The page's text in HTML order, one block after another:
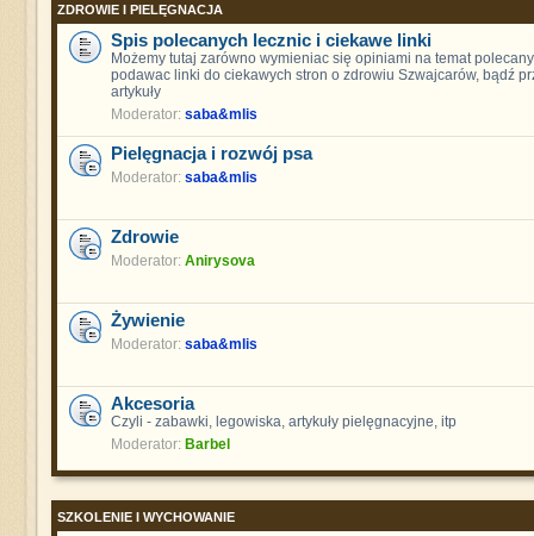
ZDROWIE I PIELĘGNACJA
Spis polecanych lecznic i ciekawe linki
Możemy tutaj zarówno wymieniac się opiniami na temat
podawac linki do ciekawych stron o zdrowiu Szwajcarów, bądź
artykuły
Moderator: saba&mlis
Pielęgnacja i rozwój psa
Moderator: saba&mlis
Zdrowie
Moderator: Anirysova
Żywienie
Moderator: saba&mlis
Akcesoria
Czyli - zabawki, legowiska, artykuły pielęgnacyjne, itp
Moderator: Barbel
SZKOLENIE I WYCHOWANIE